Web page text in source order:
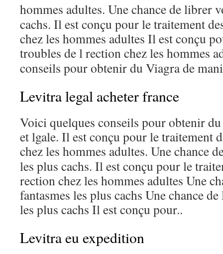
hommes adultes. Unechance de librer
cachs. Il est conçu pour le traitement
chez les hommes adultes Il est conçu
troubles de l rection chez les hommes
conseils pour obtenir du Viagra de
Levitra legal acheter france
Voici quelques conseils pour obtenir
et lgale. Il est conçu pour le traitement
chez les hommes adultes. Unechance
les plus cachs. Il est conçu pour le
rection chez les hommes adultes Une
fantasmes les plus cachs Une chance
les plus cachs Il est conçu pour..
Levitra eu expedition